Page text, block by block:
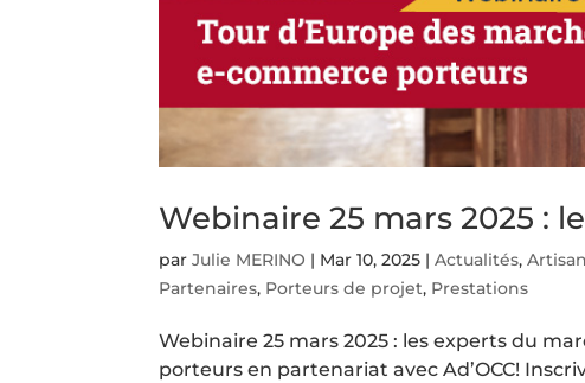
Webinaire 25 mars 2025 :
parJulie MERINO | Mar 10, 2025 |Actualités,
Partenaires, Porteurs de projet, Prestations
Webinaire 25 mars 2025 : les experts du
porteurs en partenariat avec Ad’OCC!